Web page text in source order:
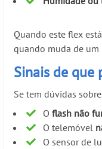
Quando este flex
quando muda de
Sinais de que
Se tem dúvidas
Oflash não
O telemóvel
O sensor de